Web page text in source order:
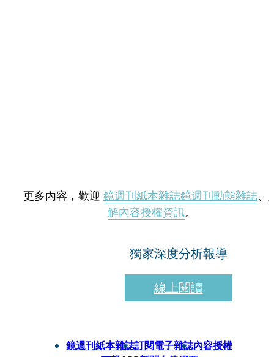
更多內容，歡迎 鏡週刊紙本雜誌鏡週刊動態雜誌、
解內容授權資訊。
獨家深度分析報導
線上閱讀
鏡週刊紙本雜誌訂閱電子雜誌內容授權